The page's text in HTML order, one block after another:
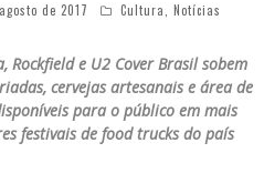
de 2017 Cultura Notícias
Rockfield e U2 Cover Brasilsobem
cervejas artesanais e área de
para o público em mais
festivais de food trucks do país